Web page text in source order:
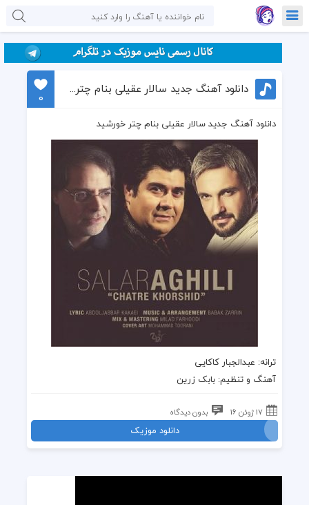
دانلود آهنگ جدید سالار عقیلی بنام چتر خورشید
0
دانلود آهنگ جدید سالار عقیلی بنام چتر خورشید
ترانه: عبدالجبار کاکایی
آهنگ و تنظیم: بابک زرین
17 ژوئن 16 بدون دیدگاه
دانلود موزیک